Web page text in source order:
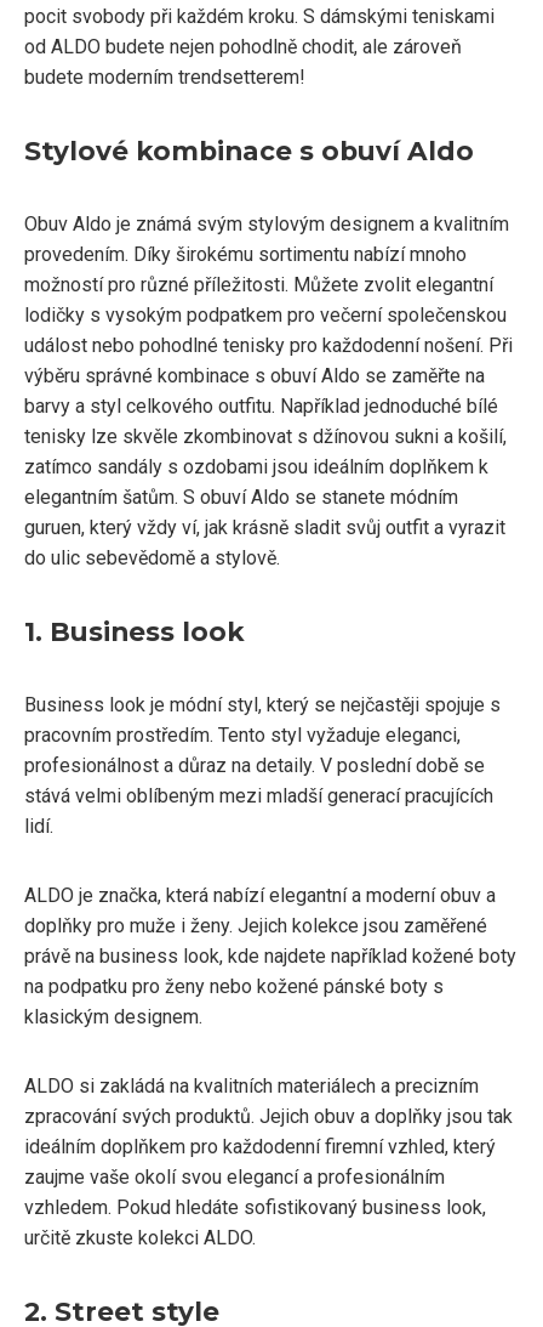
pocit svobody při každém kroku. S dámskými teniskami
od ALDO budete nejen pohodlně chodit, ale zároveň
budete moderním trendsetterem!
Stylové kombinace s obuví Aldo
Obuv Aldo je známá svým stylovým designem a kvalitním
provedením. Díky širokému sortimentu nabízí mnoho
možností pro různé příležitosti. Můžete zvolit elegantní
lodičky s vysokým podpatkem pro večerní společenskou
událost nebo pohodlné tenisky pro každodenní nošení. Při
výběru správné kombinace s obuví Aldo se zaměřte na
barvy a styl celkového outfitu. Například jednoduché bílé
tenisky lze skvěle zkombinovat s džínovou sukni a košilí,
zatímco sandály s ozdobami jsou ideálním doplňkem k
elegantním šatům. S obuví Aldo se stanete módním
guruen, který vždy ví, jak krásně sladit svůj outfit a vyrazit
do ulic sebevědomě a stylově.
1. Business look
Business look je módní styl, který se nejčastěji spojuje s
pracovním prostředím. Tento styl vyžaduje eleganci,
profesionálnost a důraz na detaily. V poslední době se
stává velmi oblíbeným mezi mladší generací pracujících
lidí.
ALDO je značka, která nabízí elegantní a moderní obuv a
doplňky pro muže i ženy. Jejich kolekce jsou zaměřené
právě na business look, kde najdete například kožené boty
na podpatku pro ženy nebo kožené pánské boty s
klasickým designem.
ALDO si zakládá na kvalitních materiálech a precizním
zpracování svých produktů. Jejich obuv a doplňky jsou tak
ideálním doplňkem pro každodenní firemní vzhled, který
zaujme vaše okolí svou elegancí a profesionálním
vzhledem. Pokud hledáte sofistikovaný business look,
určitě zkuste kolekci ALDO.
2. Street style